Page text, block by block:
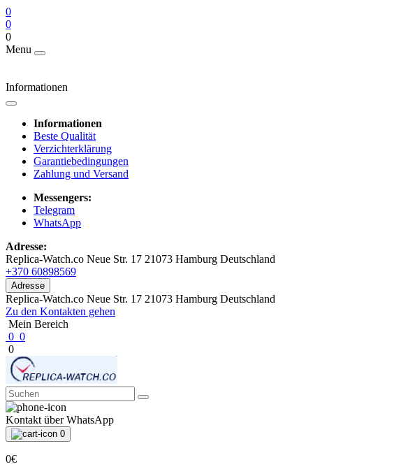
0
0
0
Menu
Informationen
Informationen
Beste Qualität
Verzichterklärung
Garantiebedingungen
Zahlung und Versand
Messengers:
Telegram
WhatsApp
Adresse:
Replica-Watch.co Neue Str. 17 21073 Hamburg Deutschland
+370 60898569
Adresse
Replica-Watch.co Neue Str. 17 21073 Hamburg Deutschland
Zu den Kontakten gehen
Mein Bereich
0 0
0
Kontakt über WhatsApp
0
0€